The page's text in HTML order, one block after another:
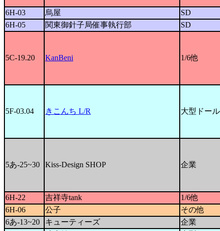
6H-03 烏屋
SD
6H-05
関東御針子局催事執行部 SD
5C-19.20 KanBeni 1/6他
5F-03.04 きこんち L/R 大型ドール
5あ-25~30 Kiss-Design SHOP 企業
6H-22 吉祥寺tank
1/6他
6H-06
公子
その他
6あ-13~20
キューティーズ
企業